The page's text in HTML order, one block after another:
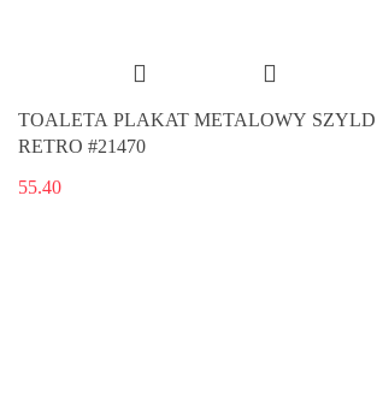
TOALETA PLAKAT METALOWY
RETRO #21470
55.40